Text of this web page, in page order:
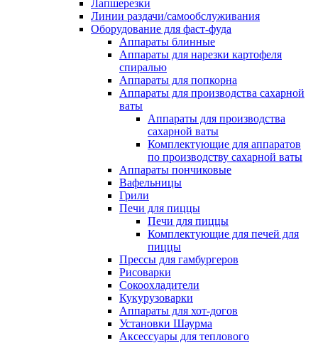
Лапшерезки
Линии раздачи/самообслуживания
Оборудование для фаст-фуда
Аппараты блинные
Аппараты для нарезки картофеля
спиралью
Аппараты для попкорна
Аппараты для производства сахарной
ваты
Аппараты для производства
сахарной ваты
Комплектующие для аппаратов
по производству сахарной ваты
Аппараты пончиковые
Вафельницы
Грили
Печи для пиццы
Печи для пиццы
Комплектующие для печей для
пиццы
Прессы для гамбургеров
Рисоварки
Сокоохладители
Кукурузоварки
Аппараты для хот-догов
Установки Шаурма
Аксессуары для теплового